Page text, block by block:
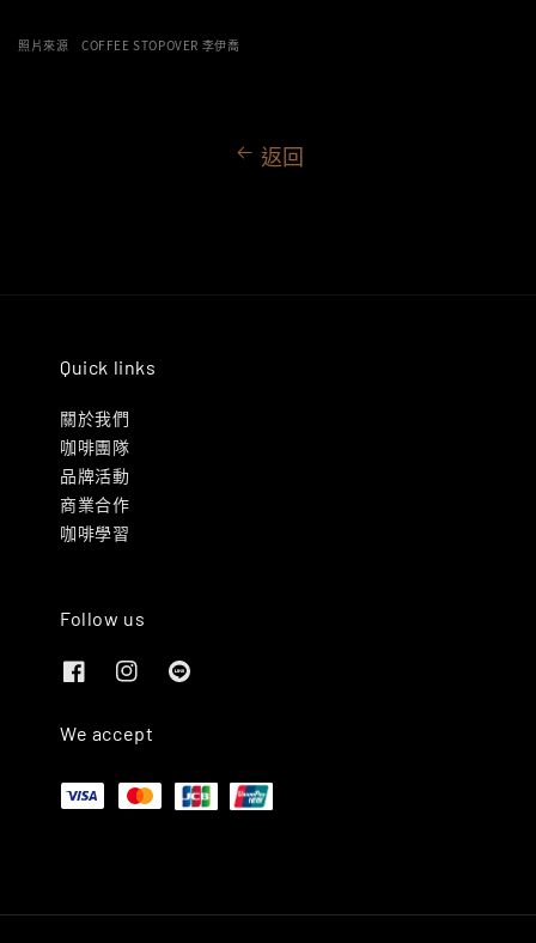
照片來源 COFFEE STOPOVER 李伊喬
返回
Quick links
關於我們
咖啡團隊
品牌活動
商業合作
咖啡學習
Follow us
We accept